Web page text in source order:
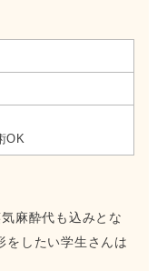
OK
麻酔代も込みとな
をしたい学生さんは